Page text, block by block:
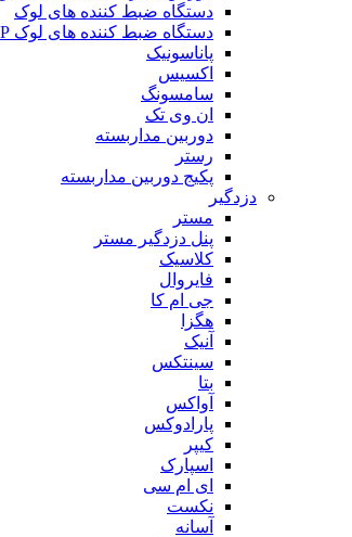
دستگاه ضبط کننده های لوک
دستگاه ضبط کننده های لوک IP
پاناسونیک
اکسیس
سامسونگ
ان وی تک
دوربین مداربسته
رستر
پکیج دوربین مداربسته
دزدگیر
مستر
پنل دزدگیر مستر
کلاسیک
فایروال
جی ام کا
هگزا
آنیک
سینتکس
بتا
آواکس
پارادوکس
کیپر
اسپارک
ای ام سی
نکست
آسانه